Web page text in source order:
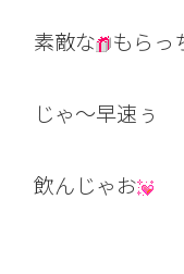
素敵な もらっ
じゃ～早速ぅ
飲んじゃお